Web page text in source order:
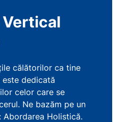
călătorilor ca tine
dedicată
celor care se
Ne bazăm pe un
Abordarea Holistică.